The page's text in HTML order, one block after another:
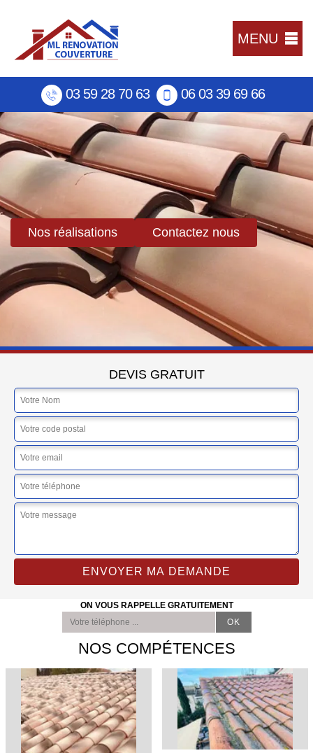
MENU
03 59 28 70 63 06 03 39 69 66
Nos réalisations Contactez nous
DEVIS GRATUIT
ON VOUS RAPPELLE GRATUITEMENT
NOS COMPÉTENCES